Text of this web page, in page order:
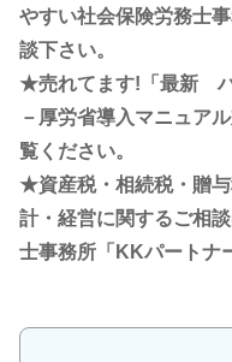
やすい社会保険労務士
談下さい。
★売れてます!「最新
－厚労省導入マニュア
覧ください。
★資産税・相続税・贈
計・経営に関するご相
士事務所「KKパートナ